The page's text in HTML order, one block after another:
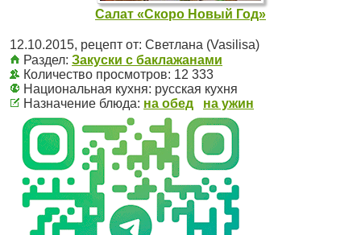
Салат «Скоро Новый Год»
12.10.2015, рецепт от: Светлана (Vasilisa)
Раздел: Закуски с баклажанами
Количество просмотров: 12 333
Национальная кухня: русская кухня
Назначение блюда: на обед на ужин